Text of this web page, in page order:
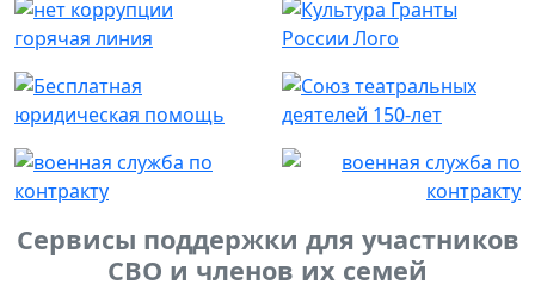
Сервисы поддержки для участников
СВО и членов их семей